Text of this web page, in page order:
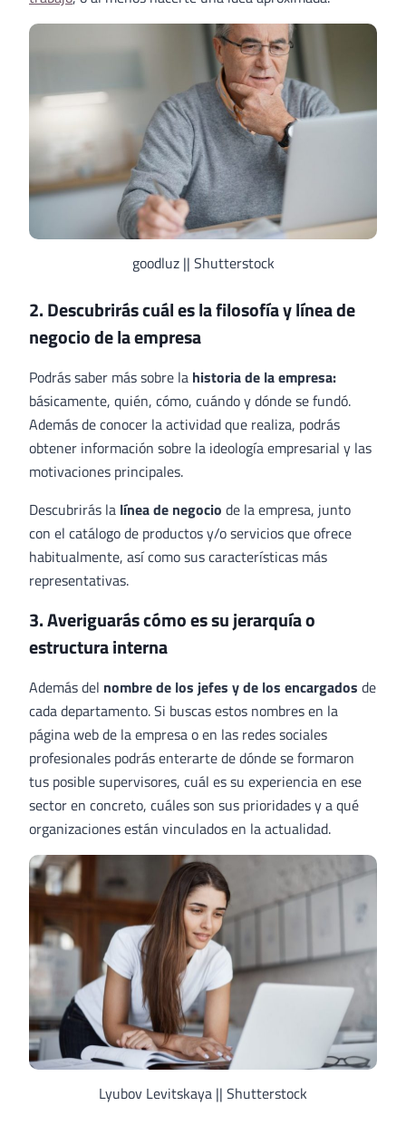
goodluz || Shutterstock
2. Descubrirás cuál es la filosofía y línea de
negocio de la empresa
Podrás saber más sobre la historia de la empresa:
básicamente, quién, cómo, cuándo y dónde se fundó.
Además de conocer la actividad que realiza, podrás
obtener información sobre la ideología empresarial y las
motivaciones principales.
Descubrirás la línea de negocio de la empresa, junto
con el catálogo de productos y/o servicios que ofrece
habitualmente, así como sus características más
representativas.
3. Averiguarás cómo es su jerarquía o
estructura interna
Además del nombre de los jefes y de los encargados de
cada departamento. Si buscas estos nombres en la
página web de la empresa o en las redes sociales
profesionales podrás enterarte de dónde se formaron
tus posible supervisores, cuál es su experiencia en ese
sector en concreto, cuáles son sus prioridades y a qué
organizaciones están vinculados en la actualidad.
Lyubov Levitskaya || Shutterstock